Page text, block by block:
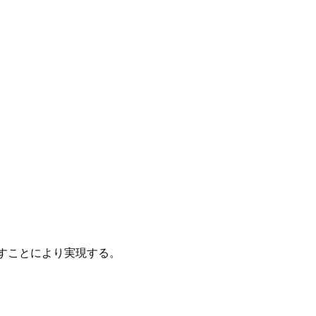
とにより実現する。